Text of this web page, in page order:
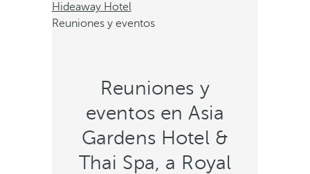
Hideaway Hotel
Reuniones y eventos
Reuniones y
eventos en Asia
Gardens Hotel &
Thai Spa, a Royal